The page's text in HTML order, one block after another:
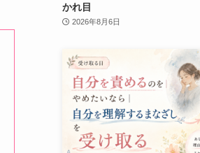
かれ目
2026年8月6日